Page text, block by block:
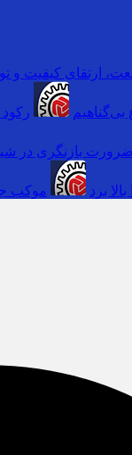
ارتقای کیفیت و
ضرورت بازنگری در
برد موکب